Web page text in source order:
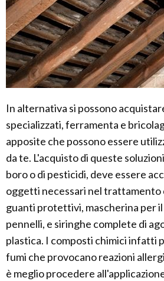
In alternativa si possono
specializzati, ferramenta e
apposite che possono essere
da te. L'acquisto di queste
boro o di pesticidi, deve essere
oggetti necessari nel trattamento
guanti protettivi, mascherina per il
pennelli, e siringhe complete di
plastica. I composti chimici infatti
fumi che provocano reazioni
è meglio procedere